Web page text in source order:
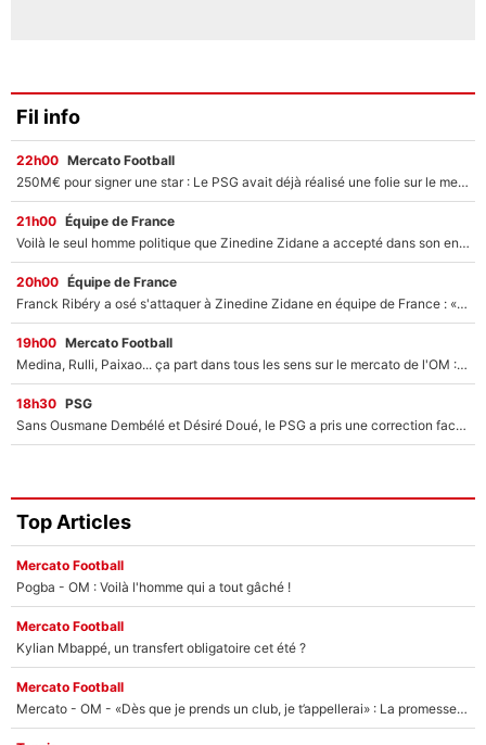
Fil info
22h00 Mercato Football
250M€ pour signer une star : Le PSG avait déjà réalisé une folie sur le mercato bien avant Neymar !
21h00 Équipe de France
Voilà le seul homme politique que Zinedine Zidane a accepté dans son entourage : «Je garde un très bon souvenir de lui»
20h00 Équipe de France
Franck Ribéry a osé s'attaquer à Zinedine Zidane en équipe de France : «Je n'aurais jamais fait ça»
19h00 Mercato Football
Medina, Rulli, Paixao... ça part dans tous les sens sur le mercato de l'OM : Frank McCourt va enfin récupérer l'argent qu'il attend ?
18h30 PSG
Sans Ousmane Dembélé et Désiré Doué, le PSG a pris une correction face à Majorque : Luis Enrique attend avec impatience des renforts !
Top Articles
Mercato Football
Pogba - OM : Voilà l'homme qui a tout gâché !
Mercato Football
Kylian Mbappé, un transfert obligatoire cet été ?
Mercato Football
Mercato - OM - «Dès que je prends un club, je t’appellerai» : La promesse de Marcelino au moment de claquer la porte